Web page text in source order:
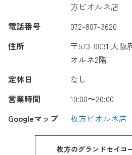
方ビオルネ店
電話番号
072-807-3620
住所
〒573-0031 大
オルネ2階
定休日
なし
営業時間
10:00〜20:00
Googleマップ
枚方ビオルネ店
枚方のグランドセイコ